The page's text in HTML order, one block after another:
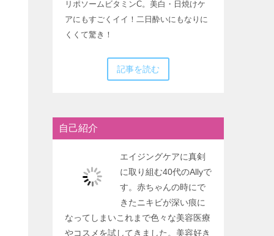
リポソームビタミンC。美白・日焼けケ
アにもすごくイイ！二日酔いにもなりに
くくて驚き！
記事を読む
自己紹介
エイジングケアに真剣
に取り組む40代のAllyで
す。赤ちゃんの時にで
きたニキビが深い痕に
なってしまいこれまで色々な美容医療
やコスメを試してきました。美容好き